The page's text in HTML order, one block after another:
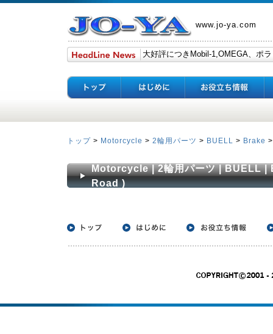
www.jo-ya.com
トップ > Motorcycle > 2輪用パーツ > BUELL > Brake
Motorcycle | 2輪用パーツ | BUELL |
Road )